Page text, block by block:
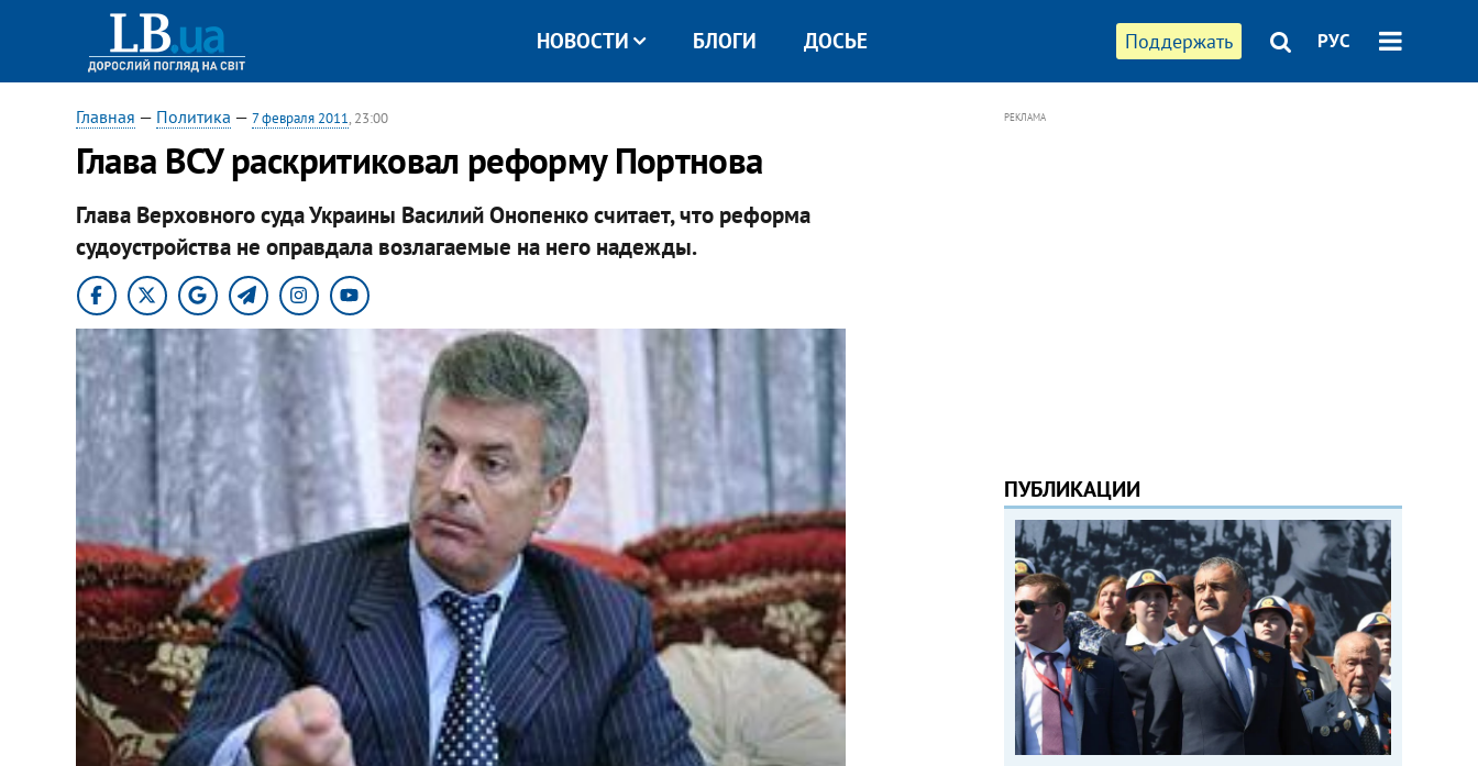
Поддержать РУС
НОВОСТИ БЛОГИ ДОСЬЕ
Главная — Политика — 7 февраля 2011, 23:00
Глава ВСУ раскритиковал реформу Портнова
Глава Верховного суда Украины Василий Онопенко считает, что реформа
судоустройства не оправдала возлагаемые на него надежды.
РЕКЛАМА
ПУБЛИКАЦИИ